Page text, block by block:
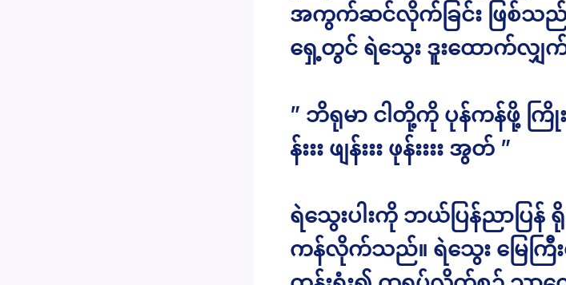
အကွက်ဆင်လိုက်ခြင်း ဖြစ်သည်
ရှေ့တွင် ရဲသွေး ဒူးထောက်လျှ
” ဘိရုမာ ငါတို့ကို ပုန်ကန်ဖို့ ကြိုးစ
န်းးး ဖျန်းးး ဖုန်းးးး အွတ် ”
ရဲသွေးပါးကို ဘယ်ပြန်ညာပြ
ကန်လိုက်သည်။ ရဲသွေး မြေကြီ